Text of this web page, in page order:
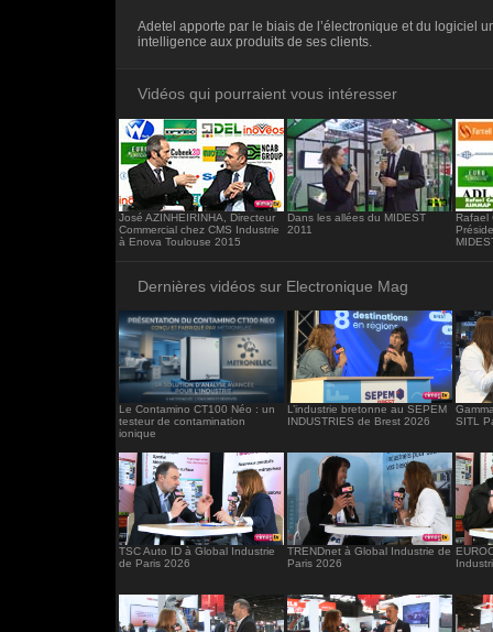
frameborder="0"></iframe>
Adetel apporte par le biais de l’électronique et du logiciel
intelligence aux produits de ses clients.
Vidéos qui pourraient vous intéresser
José AZINHEIRINHA, Directeur
Commercial chez CMS Industrie
à Enova Toulouse 2015
Dans les allées du MIDEST
2011
Rafael
Dernières vidéos sur Electronique Mag
Le Contamino CT100 Néo : un
testeur de contamination
ionique
L’industrie bretonne au SEPEM
INDUSTRIES de Brest 2026
SITL
TSC Auto ID à Global Industrie
de Paris 2026
TRENDnet à Global Industrie de
Paris 2026